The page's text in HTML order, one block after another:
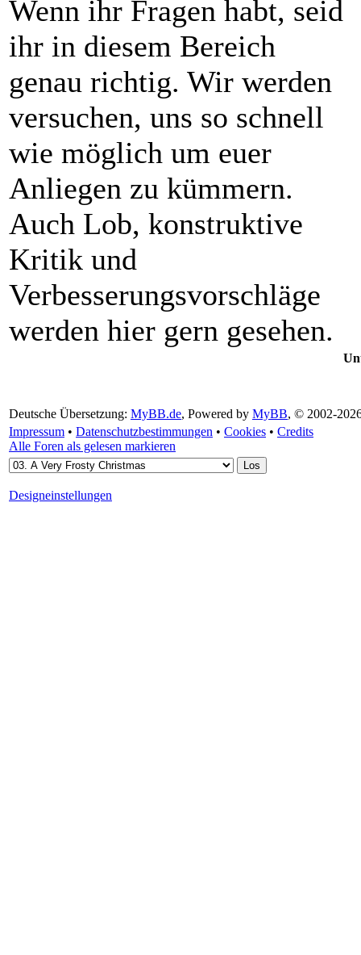
Wenn ihr Fragen habt, seid
ihr in diesem Bereich
genau richtig. Wir werden
versuchen, uns so schnell
wie möglich um euer
Anliegen zu kümmern.
Auch Lob, konstruktive
Kritik und
Verbesserungsvorschläge
werden hier gern gesehen.
Deutsche Übersetzung: MyBB.de, Powered by MyBB, © 2002-
Impressum • Datenschutzbestimmungen • Cookies • Credits
Alle Foren als gelesen markieren
Designeinstellungen